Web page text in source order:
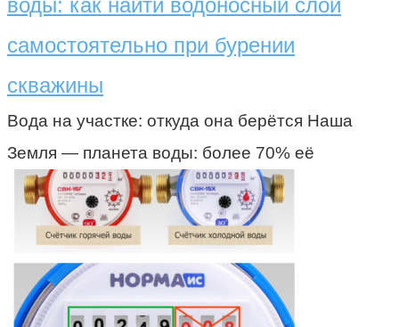
воды: как найти водоносный слой
самостоятельно при бурении
скважины
Вода на участке: откуда она берётся Наша
Земля — планета воды: более 70% её